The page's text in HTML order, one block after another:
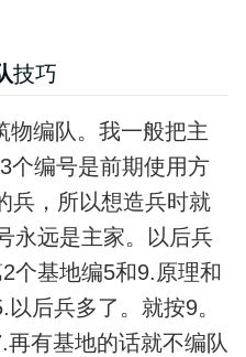
技巧
物编队。我一般把主
个编号是前期使用方
兵，所以想造兵时就
永远是主家。以后兵
个基地编5和9.原理和
后兵多了。就按9。
有基地的话就不编队